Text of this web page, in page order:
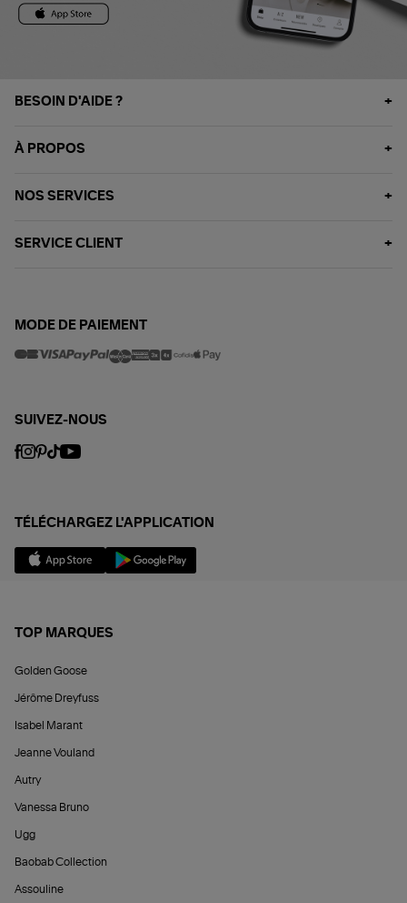
BESOIN D'AIDE ?
À PROPOS
NOS SERVICES
SERVICE CLIENT
MODE DE PAIEMENT
SUIVEZ-NOUS
TÉLÉCHARGEZ L'APPLICATION
TOP MARQUES
Golden Goose
Jérôme Dreyfuss
Isabel Marant
Jeanne Vouland
Autry
Vanessa Bruno
Ugg
Baobab Collection
Assouline